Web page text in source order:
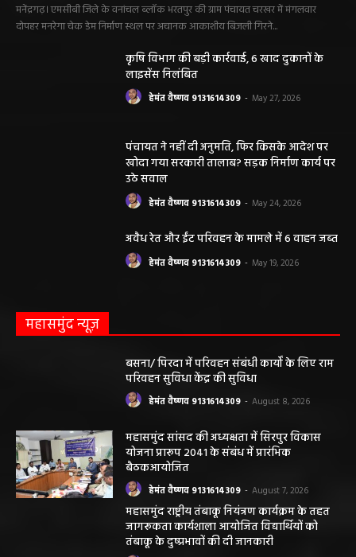
मनेंद्रगढ़। एमसीबी जिले के वनांचल ब्लॉक भरतपुर की ग्राम पंचायत चरखर में मंगलवार
दोपहर मनरेगा चेक डेम निर्माण स्थल पर अचानक आकाशीय बिजली गिरने...
कृषि विभाग की बड़ी कार्रवाई, 6 खाद दुकानों के
लाइसेंस निलंबित
हेमंत वैष्णव 9131614309 - May 27, 2026
पंचायत ने नहीं दी अनुमति, फिर किसके आदेश पर
खोदा गया सरकारी तालाब? सड़क निर्माण कार्य पर
उठे सवाल
हेमंत वैष्णव 9131614309 - May 24, 2026
अवैध रेत और ईंट परिवहन के मामले में 6 वाहन जब्त
हेमंत वैष्णव 9131614309 - May 19, 2026
महासमुंद न्यूज़
बसना/ पिरदा में परिवहन संबंधी कार्यों के लिए राम
परिवहन सुविधा केंद्र की सुविधा
हेमंत वैष्णव 9131614309 - August 8, 2026
महासमुंद सांसद की अध्यक्षता में सिरपुर विकास
योजना प्रारूप 2041 के संबंध में प्रारंभिक
बैठकआयोजित
हेमंत वैष्णव 9131614309 - August 7, 2026
महासमुंद राष्ट्रीय तंबाकू नियंत्रण कार्यक्रम के तहत
जागरूकता कार्यशाला आयोजित विद्यार्थियों को
तंबाकू के दुष्प्रभावों की दी जानकारी